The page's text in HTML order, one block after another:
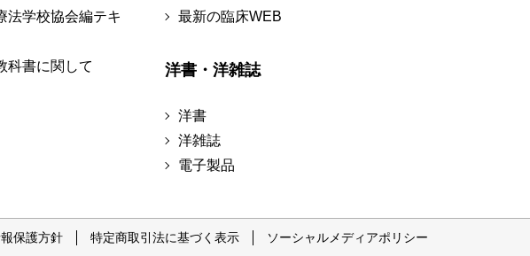
法学校協会編テキ
科書に関して
最新の臨床WEB
洋書・洋雑誌
洋書
洋雑誌
電子製品
保護方針 特定商取引法に基づく表示 ソーシャルメディアポリシー